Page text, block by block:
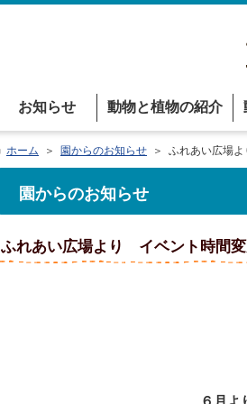
お知らせ 動物と植物の紹介
ホーム ＞ 園からのお知らせ ＞ ふれあい広場
園からのお知らせ
ふれあい広場より イベント時間
６月よ